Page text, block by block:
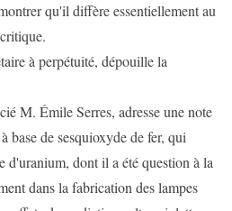
qu'il diffère essentiellement au
à perpétuité, dépouille la
M. Émile Serres, adresse une note
base de sesquioxyde de fer, qui
d'uranium, dont il a été question à la
dans la fabrication des lampes